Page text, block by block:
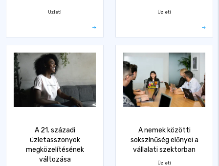
Üzleti Üzleti
A 21. századi
üzletasszonyok
megközelítésének
változása
A nemek közötti
sokszínűség előnyei a
vállalati szektorban
Üzleti